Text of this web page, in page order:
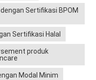
Sertifikasi BPOM
Sertifikasi Halal
produk
Modal Minim